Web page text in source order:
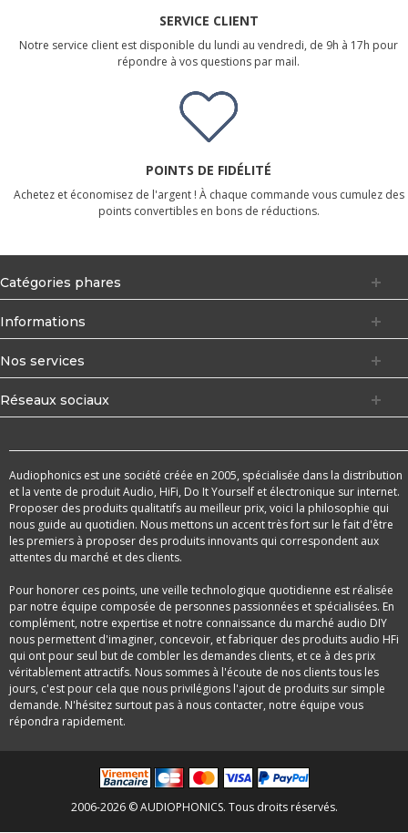
SERVICE CLIENT
Notre service client est disponible du lundi au vendredi, de 9h à 17h pour
répondre à vos questions par mail.
POINTS DE FIDÉLITÉ
Achetez et économisez de l'argent ! À chaque commande vous cumulez des
points convertibles en bons de réductions.
Catégories phares
Informations
Nos services
Réseaux sociaux
Audiophonics est une société créée en 2005, spécialisée dans la distribution
et la vente de produit Audio, HiFi, Do It Yourself et électronique sur internet.
Proposer des produits qualitatifs au meilleur prix, voici la philosophie qui
nous guide au quotidien. Nous mettons un accent très fort sur le fait d'être
les premiers à proposer des produits innovants qui correspondent aux
attentes du marché et des clients.
Pour honorer ces points, une veille technologique quotidienne est réalisée
par notre équipe composée de personnes passionnées et spécialisées. En
complément, notre expertise et notre connaissance du marché audio DIY
nous permettent d'imaginer, concevoir, et fabriquer des produits audio HFi
qui ont pour seul but de combler les demandes clients, et ce à des prix
véritablement attractifs. Nous sommes à l'écoute de nos clients tous les
jours, c'est pour cela que nous privilégions l'ajout de produits sur simple
demande. N'hésitez surtout pas à nous contacter, notre équipe vous
répondra rapidement.
2006-2026 © AUDIOPHONICS. Tous droits réservés.